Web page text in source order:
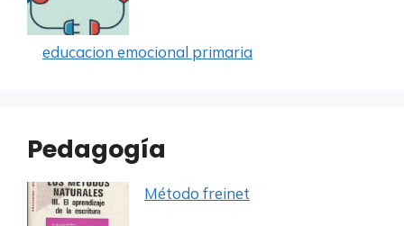
educacion emocional primaria
Pedagogía
Método freinet